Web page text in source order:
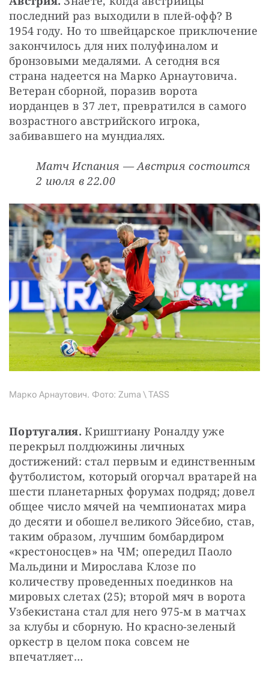
последний раз выходили в плей-офф? В
1954 году. Но то швейцарское приключение
закончилось для них полуфиналом и
бронзовыми медалями. А сегодня вся
страна надеется на Марко Арнаутовича.
Ветеран сборной, поразив ворота
иорданцев в 37 лет, превратился в самого
возрастного австрийского игрока,
забивавшего на мундиалях.
Матч Испания — Австрия состоится
2 июля в 22.00
Марко Арнаутович. Фото: Zuma \ TASS
Португалия. Криштиану Роналду уже
перекрыл полдюжины личных
достижений: стал первым и единственным
футболистом, который огорчал вратарей на
шести планетарных форумах подряд; довел
общее число мячей на чемпионатах мира
до десяти и обошел великого Эйсебио, став,
таким образом, лучшим бомбардиром
«крестоносцев» на ЧМ; опередил Паоло
Мальдини и Мирослава Клозе по
количеству проведенных поединков на
мировых слетах (25); второй мяч в ворота
Узбекистана стал для него 975-м в матчах
за клубы и сборную. Но красно-зеленый
оркестр в целом пока совсем не
впечатляет…